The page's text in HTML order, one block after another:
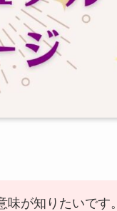
が知りたいです。